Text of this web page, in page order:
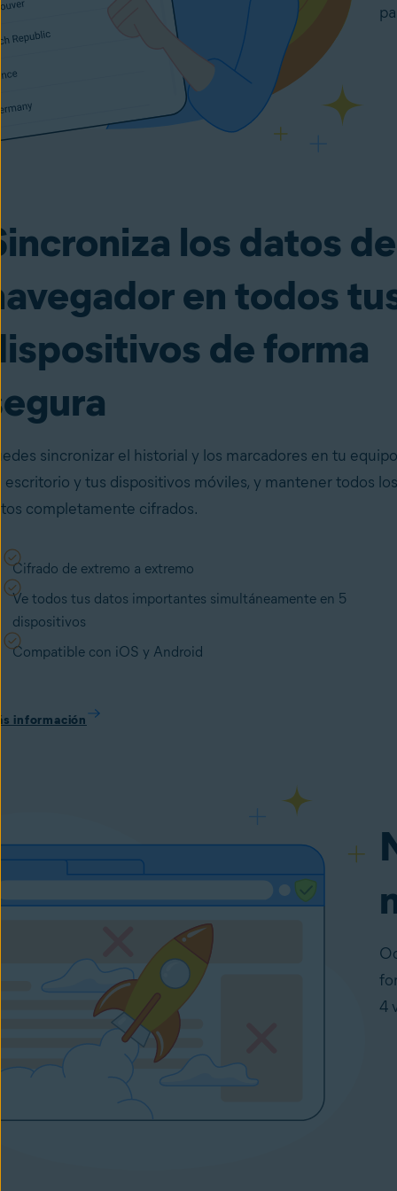
los datos
en todos
de forma
sincronizar el historial y los marcadores en tu equipo
escritorio y tus dispositivos móviles, y mantener todos los
completamente cifrados.
Cifrado de extremo a extremo
Ve todos tus datos importantes simultáneamente en 5
dispositivos
Compatible con iOS y Android
información
4